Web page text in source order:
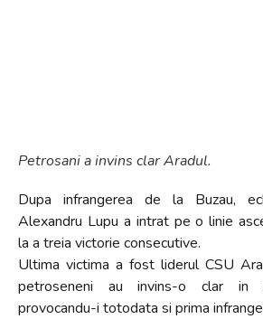
with
content.
Petrosani a invins clar Aradul.
Dupa infrangerea de la Buzau,
Alexandru Lupu a intrat pe o linie
la a treia victorie consecutive.
Ultima victima a fost liderul CSU
petroseneni au invins-o clar in
provocandu-i totodata si prima